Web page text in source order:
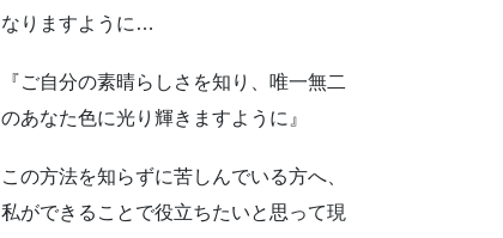
なりますように…
『ご自分の素晴らしさを知り、唯一無二
のあなた色に光り輝きますように』
この方法を知らずに苦しんでいる方へ、
私ができることで役立ちたいと思って現